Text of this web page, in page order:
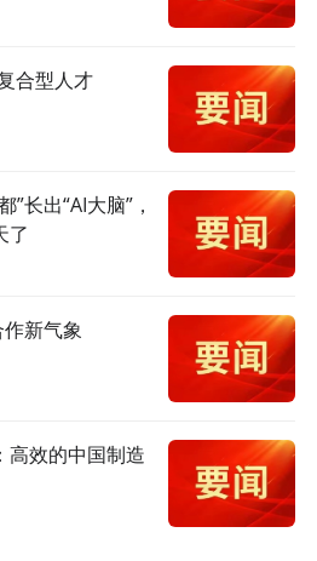
合型人才
长出“AI大脑”，
了
新气象
高效的中国制造